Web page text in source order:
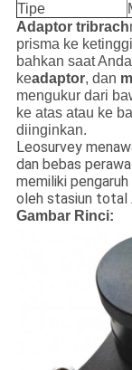
Tipe
Adaptor tribrach
prisma ke
bahkan saat
keadaptor, dan
mengukur dari
ke atas atau ke
diinginkan.
Leosurvey
dan bebas
memiliki
oleh stasiun total
Gambar Rinci: